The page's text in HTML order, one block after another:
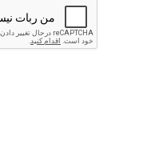
این مطلب جنبه آموزشی و
تشخیص یا درمان پزشکی